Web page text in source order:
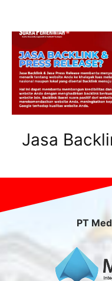
Jasa
PT